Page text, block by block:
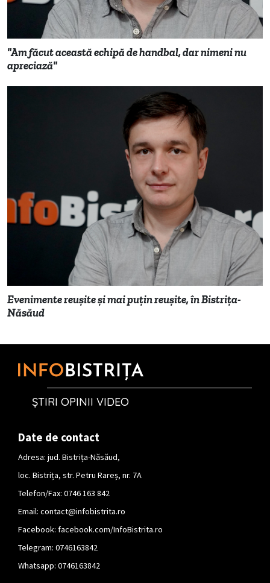
"Am făcut această echipă de handbal, dar nimeni nu
apreciază"
Evenimente reușite și mai puțin reușite, în Bistrița-
Năsăud
ȘTIRI OPINII VIDEO
Date de contact
Adresa: jud. Bistrița-Năsăud,
loc. Bistrița, str. Petru Rareș, nr. 7A
Telefon/Fax: 0746 163 842
Email: contact@infobistrita.ro
Facebook: facebook.com/InfoBistrita.ro
Telegram: 0746163842
Whatsapp: 0746163842